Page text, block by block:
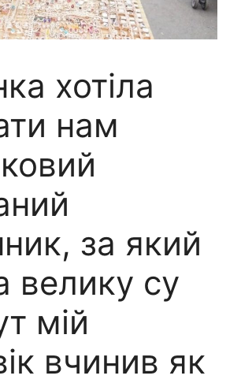
хотіла
нам
за який
велику су
мій
вчинив як